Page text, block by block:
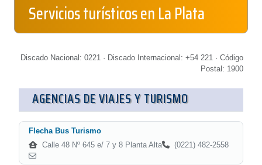
Servicios turísticos en La Plata
Discado Nacional: 0221 · Discado Internacional: +54 221 · Código
Postal: 1900
AGENCIAS DE VIAJES Y TURISMO
Flecha Bus Turismo
Calle 48 Nº 645 e/ 7 y 8 Planta Alta
(0221) 482-2558